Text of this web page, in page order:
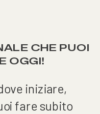
CHE PUOI
OGGI!
iniziare,
fare subito